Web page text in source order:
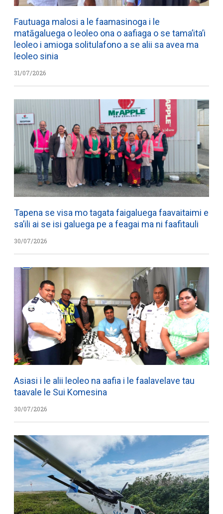
Fautuaga malosi a le faamasinoga i le
matāgaluega o leoleo ona o aafiaga o se tama’ita’i
leoleo i amioga solitulafono a se alii sa avea ma
leoleo sinia
31/07/2026
Tapena se visa mo tagata faigaluega faavaitaimi e
sa’ili ai se isi galuega pe a feagai ma ni faafitauli
30/07/2026
Asiasi i le alii leoleo na aafia i le faalavelave tau
taavale le Sui Komesina
30/07/2026